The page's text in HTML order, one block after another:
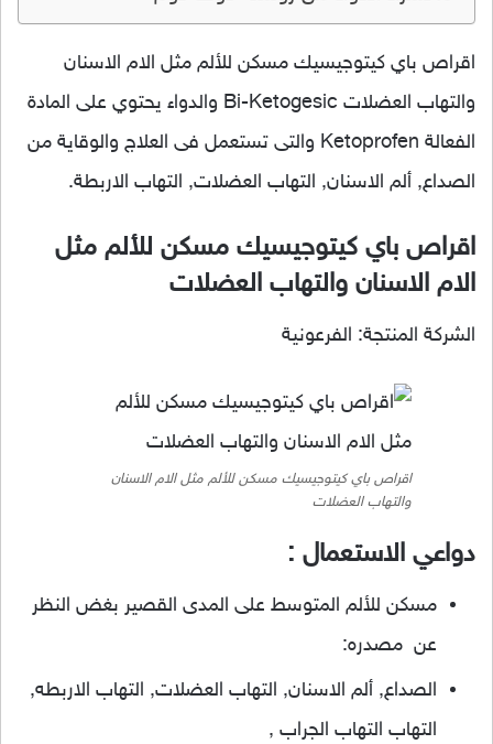
اقراص باي كيتوجيسيك مسكن للألم مثل الام الاسنان
والتهاب العضلات Bi-Ketogesic والدواء يحتوي على المادة
الفعالة Ketoprofen والتى تستعمل فى العلاج والوقاية من
الصداع, ألم الاسنان, التهاب العضلات, التهاب الاربطة.
اقراص باي كيتوجيسيك مسكن للألم مثل
الام الاسنان والتهاب العضلات
الشركة المنتجة: الفرعونية
اقراص باي كيتوجيسيك مسكن للألم مثل الام الاسنان
والتهاب العضلات
دواعي الاستعمال :
مسكن للألم المتوسط على المدى القصير بغض النظر
عن مصدره:
الصداع, ألم الاسنان, التهاب العضلات, التهاب الاربطه,
التهاب التهاب الجراب ,